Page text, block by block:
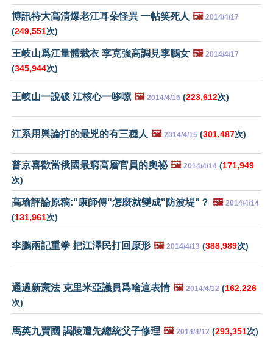
博訊特大高清爆老江耳朵怪異 一帖笑死人 🖼️ 2014/4/17
(249,551次)
王岐山爲江量體裁衣 李克強高調見李鵬女 🖼️ 2014/4/17
(345,944次)
王岐山一說破 江核心一哆嗦 🖼️ 2014/4/16 (223,612次)
江系用輿論打的最兇的有三種人 🖼️ 2014/4/15 (301,487次)
普京喜歡當俄國最窮高層官員的奧祕 🖼️ 2014/4/14 (171,949
次)
高瑜評論原稿:"康師傅"怎麼就變成"防波堤"？ 🖼️ 2014/4/14
(131,961次)
李鵬兩記重拳 把江澤民打回原形 🖼️ 2014/4/13 (388,989次)
通過新憲法 克里米亞議員爲啥這表情 🖼️ 2014/4/12 (162,226
次)
馬英九賣國 謁陵遭先總統父子修理 🖼️ 2014/4/12 (293,351次)